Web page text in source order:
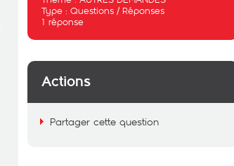
Type : Questions / Réponses
1 réponse
Actions
Partager cette question